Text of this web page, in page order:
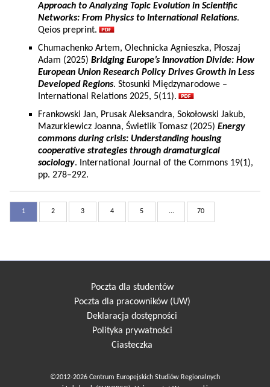
Approach to Analyzing Topic Evolution in Scientific
Networks: From Physics to International Relations.
Qeios preprint.
Chumachenko Artem, Olechnicka Agnieszka, Płoszaj
Adam (2025) Bridging Europe’s Innovation Divide: How
European Union Research Policy Drives Growth in Less
Developed Regions. Stosunki Międzynarodowe –
International Relations 2025, 5(11).
Frankowski Jan, Prusak Aleksandra, Sokołowski Jakub,
Mazurkiewicz Joanna, Świetlik Tomasz (2025) Energy
commons during crisis: Understanding housing
cooperative strategies through dramaturgical
sociology. International Journal of the Commons 19(1),
pp. 278–292.
1 2 3 4 5 ... 70
Poczta dla studentów
Poczta dla pracowników (UW)
Deklaracja dostępności
Polityka prywatności
Ciasteczka
©2012-2026 Centrum Europejskich Studiów Regionalnych